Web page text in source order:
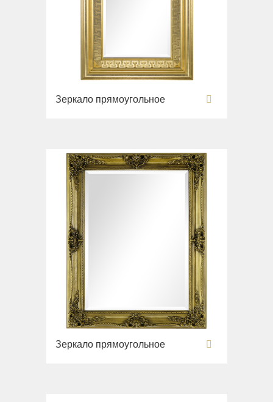
Зеркало прямоугольное
Зеркало прямоугольное